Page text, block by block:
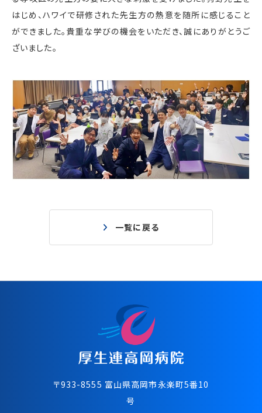
はじめ、ハワイで研修された先生方の熱意を随所に感じること
ができました。貴重な学びの機会をいただき、誠にありがとうご
ざいました。
一覧に戻る
〒933-8555 富⼭県⾼岡市永楽町5番10
号